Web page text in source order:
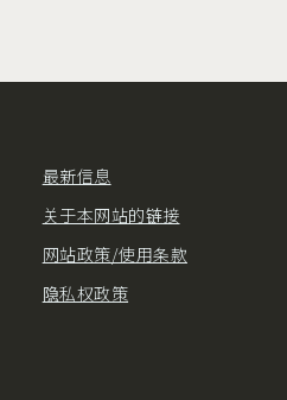
最新信息
关于本网站的链接
网站政策/使用条款
隐私权政策